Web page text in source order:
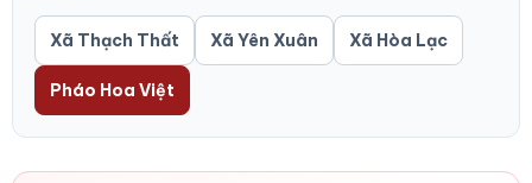
Xã Thạch Thất Xã Yên Xuân Xã Hòa Lạc
Pháo Hoa Việt